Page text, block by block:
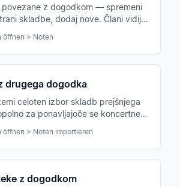
povezane z dogodkom — spremeni
skladbe, dodaj nove. Člani vidijo
öffnen > Noten
drugega dogodka
celoten izbor skladb prejšnjega
za ponavljajoče se koncertne
öffnen > Noten importieren
z dogodkom